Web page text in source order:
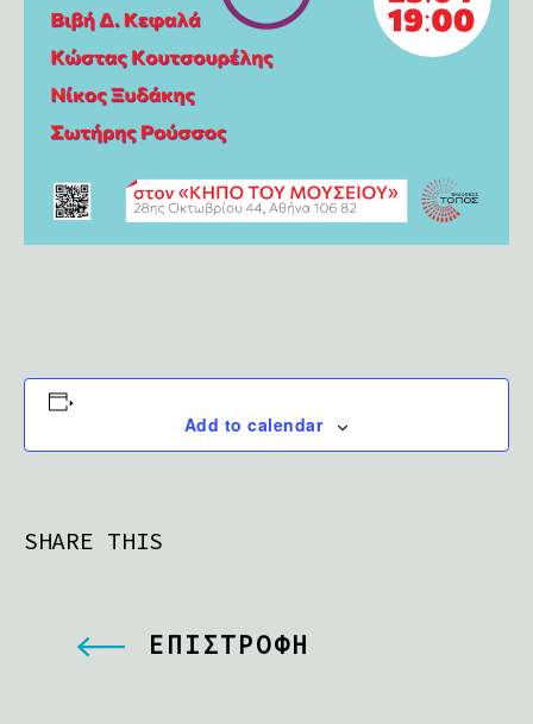
Add to calendar
SHARE THIS
ΕΠΙΣΤΡΟΦΗ